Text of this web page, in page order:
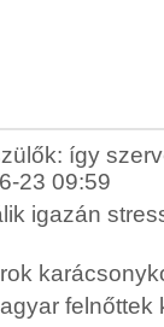
így
23 09:59
igazán
felnőttek